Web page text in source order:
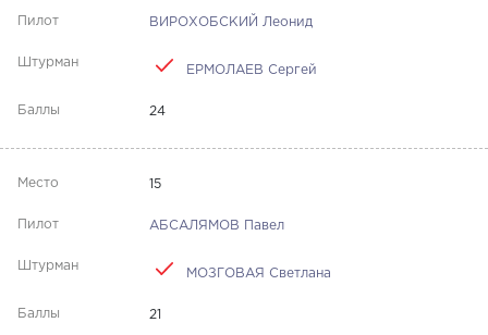
ВИРОХОБСКИЙ Леонид
ЕРМОЛАЕВ Сергей
24
15
АБСАЛЯМОВ Павел
МОЗГОВАЯ Светлана
21